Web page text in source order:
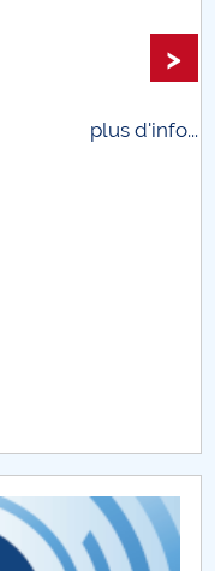
Pitești
plus d'info...
>